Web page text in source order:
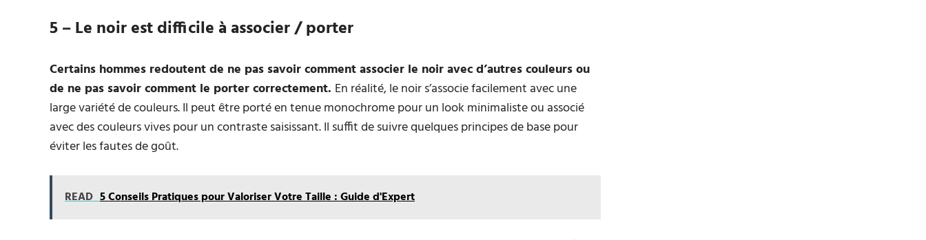
5 – Le noir est difficile à associer / porter
Certains hommes redoutent de ne pas savoir comment associer le noir avec d’autres couleurs ou
de ne pas savoir comment le porter correctement. En réalité, le noir s’associe facilement avec une
large variété de couleurs. Il peut être porté en tenue monochrome pour un look minimaliste ou associé
avec des couleurs vives pour un contraste saisissant. Il suffit de suivre quelques principes de base pour
éviter les fautes de goût.
READ 5 Conseils Pratiques pour Valoriser Votre Taille : Guide d'Expert